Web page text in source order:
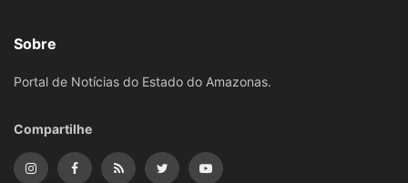
Sobre
Portal de Notícias do Estado do Amazonas.
Compartilhe